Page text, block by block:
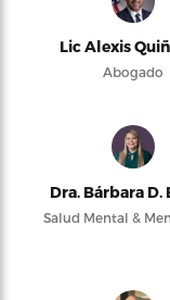
Lic Alexis
Abogado
Dra. Bárbara D.
Salud Mental &